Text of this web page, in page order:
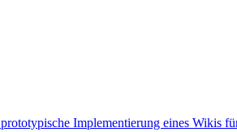
Implementierung eines Wikis